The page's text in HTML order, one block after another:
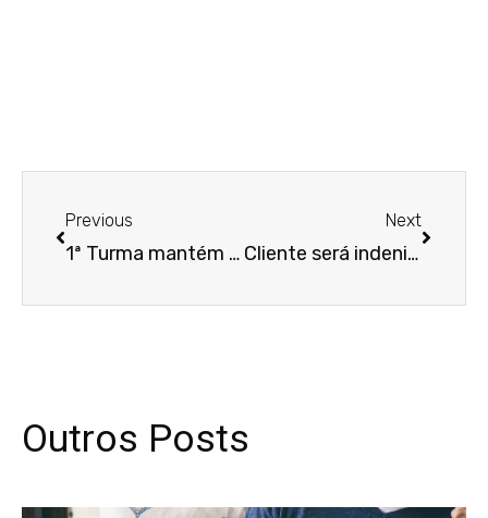
Previous
1ª Turma mantém justa causa de empregado que acionou alarme de incêndio por “brincadeira”
Next
Cliente será indenizada por drogaria após ser acusada de usar receita falsa
Outros Posts